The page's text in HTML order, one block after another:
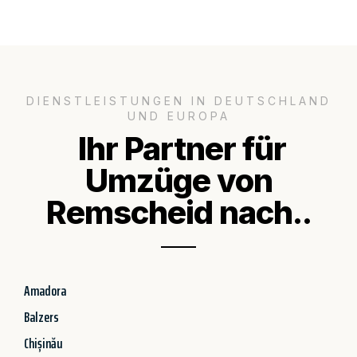
DIENSTLEISTUNGEN IN DEUTSCHLAND
UND EUROPA
Ihr Partner für
Umzüge von
Remscheid nach..
Amadora
Balzers
Chișinău